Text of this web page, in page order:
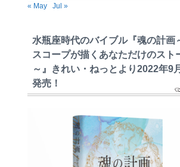
« May
Jul »
水瓶座時代のバイブル『魂の計画
スコープが描くあなただけのスト
～』きれい・ねっとより2022年9
発売！